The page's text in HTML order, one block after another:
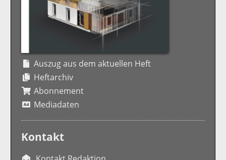
Auszug aus dem aktuellen Heft
Heftarchiv
Abonnement
Mediadaten
Kontakt